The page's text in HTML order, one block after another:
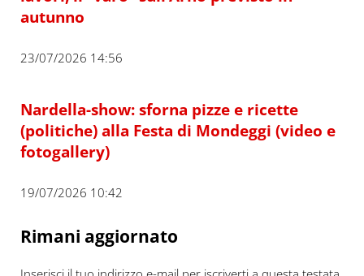
autunno
23/07/2026 14:56
Nardella-show: sforna pizze e ricette
(politiche) alla Festa di Mondeggi (video e
fotogallery)
19/07/2026 10:42
Rimani aggiornato